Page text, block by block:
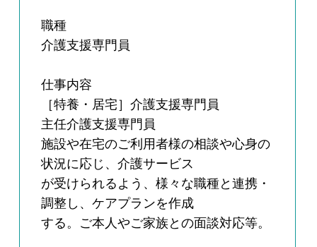
職種
介護支援専門員
仕事内容
［特養・居宅］介護支援専門員
主任介護支援専門員
施設や在宅のご利用者様の相談や心身の
状況に応じ、介護サービス
が受けられるよう、様々な職種と連携・
調整し、ケアプランを作成
する。ご本人やご家族との面談対応等。